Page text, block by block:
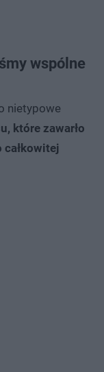
wspólne
nietypowe
które zawarło
całkowitej